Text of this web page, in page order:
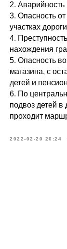
2. Аварийность
3. Опасность
участках
4.
нахождения
5. Опасность
магазина, с
детей и
6. По
подвоз детей в
проходит
2022-02-20 20:24